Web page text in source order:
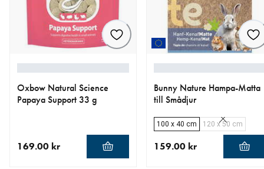
Oxbow Natural Science
Papaya Support 33 g
169.00 kr
Bunny Nature Hampa-Matta
till Smådjur
100 x 40 cm 120 x 50 cm
159.00 kr